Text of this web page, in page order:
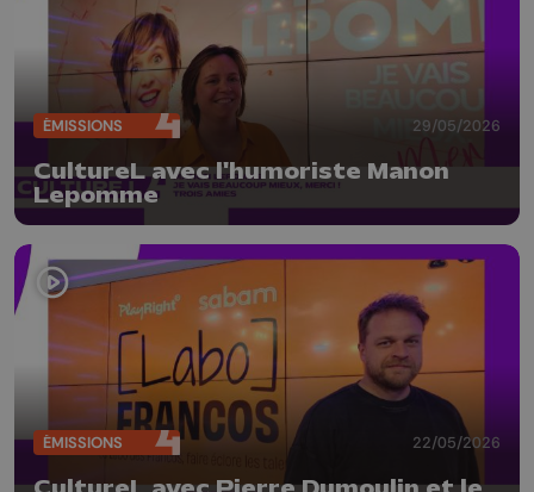
ÉMISSIONS 29/05/2026
CultureL avec l'humoriste Manon
Lepomme
ÉMISSIONS 22/05/2026